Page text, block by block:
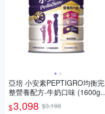
亞培 小安素PEPTIGRO均衡完
整營養配方-牛奶口味 (1600g x
2入)
$3,098 $3,198